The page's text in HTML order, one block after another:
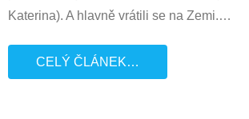
Katerina). A hlavně vrátili se na Zemi.…
CELÝ ČLÁNEK…